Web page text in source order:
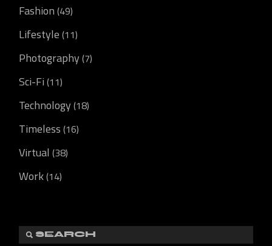
Fashion (49)
Lifestyle (11)
Photography (7)
Sci-Fi (11)
Technology (18)
Timeless (16)
Virtual (38)
Work(14)